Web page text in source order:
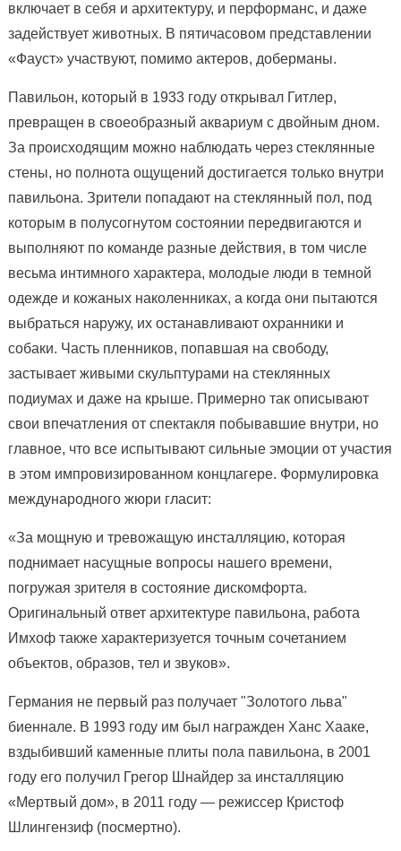
включает в себя и архитектуру, и перформанс, и даже
задействует животных. В пятичасовом представлении
«Фауст» участвуют, помимо актеров, доберманы.
Павильон, который в 1933 году открывал Гитлер,
превращен в своеобразный аквариум с двойным дном.
За происходящим можно наблюдать через стеклянные
стены, но полнота ощущений достигается только внутри
павильона. Зрители попадают на стеклянный пол, под
которым в полусогнутом состоянии передвигаются и
выполняют по команде разные действия, в том числе
весьма интимного характера, молодые люди в темной
одежде и кожаных наколенниках, а когда они пытаются
выбраться наружу, их останавливают охранники и
собаки. Часть пленников, попавшая на свободу,
застывает живыми скульптурами на стеклянных
подиумах и даже на крыше. Примерно так описывают
свои впечатления от спектакля побывавшие внутри, но
главное, что все испытывают сильные эмоции от участия
в этом импровизированном концлагере. Формулировка
международного жюри гласит:
«За мощную и тревожащую инсталляцию, которая
поднимает насущные вопросы нашего времени,
погружая зрителя в состояние дискомфорта.
Оригинальный ответ архитектуре павильона, работа
Имхоф также характеризуется точным сочетанием
объектов, образов, тел и звуков».
Германия не первый раз получает "Золотого льва"
биеннале. В 1993 году им был награжден Ханс Хааке,
вздыбивший каменные плиты пола павильона, в 2001
году его получил Грегор Шнайдер за инсталляцию
«Мертвый дом», в 2011 году — режиссер Кристоф
Шлингензиф (посмертно).